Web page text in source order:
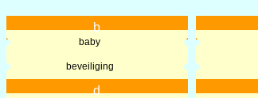
b
baby
beveiliging
d